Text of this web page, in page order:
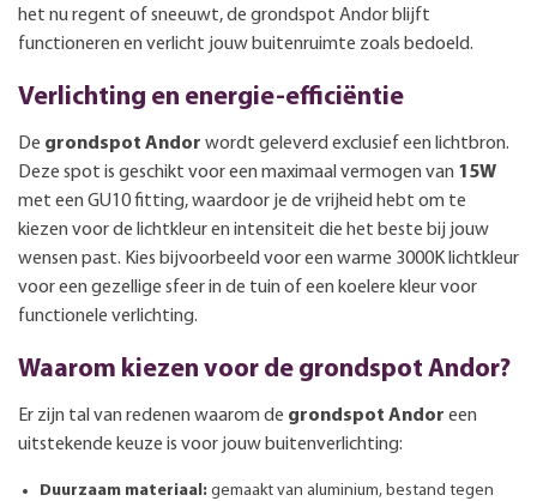
het nu regent of sneeuwt, de grondspot Andor blijft
functioneren en verlicht jouw buitenruimte zoals bedoeld.
Verlichting en energie-efficiëntie
De grondspot Andor wordt geleverd exclusief een lichtbron.
Deze spot is geschikt voor een maximaal vermogen van 15W
met een GU10 fitting, waardoor je de vrijheid hebt om te
kiezen voor de lichtkleur en intensiteit die het beste bij jouw
wensen past. Kies bijvoorbeeld voor een warme 3000K lichtkleur
voor een gezellige sfeer in de tuin of een koelere kleur voor
functionele verlichting.
Waarom kiezen voor de grondspot Andor?
Er zijn tal van redenen waarom de grondspot Andor een
uitstekende keuze is voor jouw buitenverlichting:
Duurzaam materiaal: gemaakt van aluminium, bestand tegen